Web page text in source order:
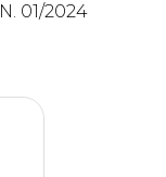
N. 01/2024